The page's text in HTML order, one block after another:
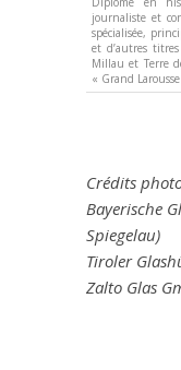
journaliste et
spécialisée,
et d’autres
Millau et Terre
« Grand
Crédits
Bayerische
Spiegelau)
Tiroler
Zalto Glas